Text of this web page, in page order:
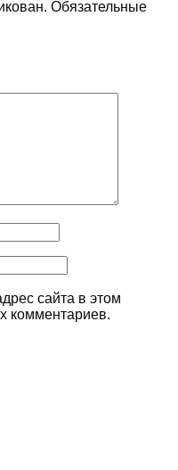
Обязательные
сайта в этом
комментариев.